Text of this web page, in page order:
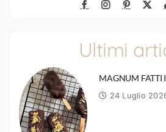
Ultimi
MAGNUM FATTI
24 Luglio